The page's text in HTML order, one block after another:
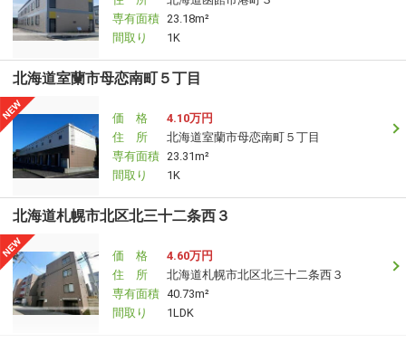
専有面積 23.18m²
間取り
1K
北海道室蘭市母恋南町５丁目
価 格
4.10万円
住 所
北海道室蘭市母恋南町５丁目
専有面積 23.31m²
間取り
1K
北海道札幌市北区北三十二条西３
価 格
4.60万円
住 所
北海道札幌市北区北三十二条西３
専有面積 40.73m²
間取り
1LDK